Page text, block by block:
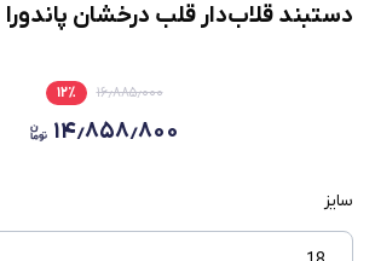
دستبند قلاب‌دار قلب درخشان پاندورا
۱۶٫۸۸۵٫۰۰۰ ۱۲٪
۱۴٫۸۵۸٫۸۰۰
سایز